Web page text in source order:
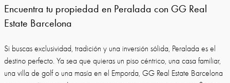
Encuentra tu propiedad en Peralada con GG Real
Estate Barcelona
Si buscas exclusividad, tradición y una inversión sólida, Peralada es el
destino perfecto. Ya sea que quieras un piso céntrico, una casa familiar,
una villa de golf o una masía en el Emporda, GG Real Estate Barcelona